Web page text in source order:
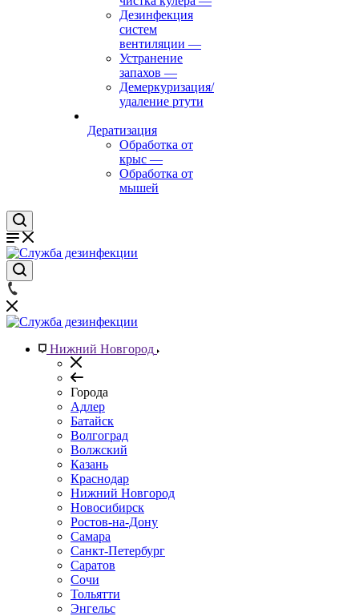
Дезинфекция
систем
вентиляции —
Устранение
запахов —
Демеркуризация/
удаление ртути
Дератизация
Обработка от
крыс —
Обработка от
мышей
Нижний Новгород
Города
Адлер
Батайск
Волгоград
Волжский
Казань
Краснодар
Нижний Новгород
Новосибирск
Ростов-на-Дону
Самара
Санкт-Петербург
Саратов
Сочи
Тольятти
Энгельс